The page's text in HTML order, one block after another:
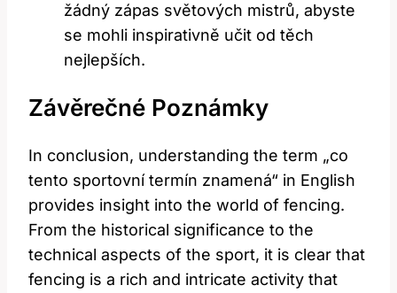
žádný zápas světových mistrů, abyste
se mohli inspirativně učit od těch
nejlepších.
Závěrečné Poznámky
In conclusion, understanding the term „co
tento sportovní termín znamená“ in English
provides insight into the world of fencing.
From the historical significance to the
technical aspects of the sport, it is clear that
fencing is a rich and intricate activity that